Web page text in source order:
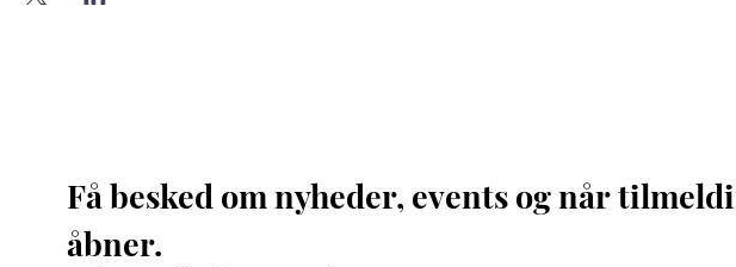
Få besked om nyheder, events og når